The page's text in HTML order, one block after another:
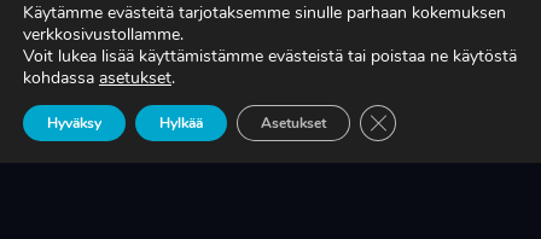
TIEDÄTKÖ, MITÄ TUOTANTONNE OIKEASTI
MAKSAA?
LUE LISÄÄ
Käytämme evästeitä tarjotaksemme sinulle parhaan kokemuksen
verkkosivustollamme.
Voit lukea lisää käyttämistämme evästeistä tai poistaa ne käytöstä
kohdassa asetukset.
Hyväksy Hylkää Asetukset Sulje evästebanneri